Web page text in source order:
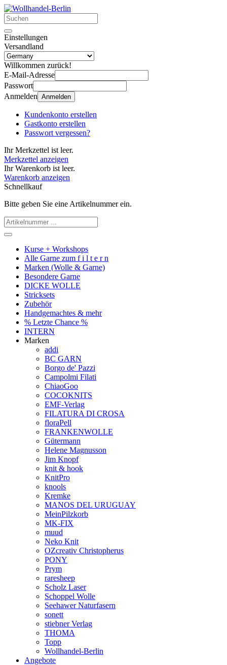
Einstellungen
Versandland
Willkommen zurück!
E-Mail-Adresse
Passwort
Anmelden Anmelden
Kundenkonto erstellen
Gastkonto erstellen
Passwort vergessen?
Ihr Merkzettel ist leer.
Merkzettel anzeigen
Ihr Warenkorb ist leer.
Warenkorb anzeigen
Schnellkauf
Bitte geben Sie eine Artikelnummer ein.
Kurse + Workshops
Alle Garne zum f i l t e r n
Marken (Wolle & Garne)
Besondere Garne
DICKE WOLLE
Stricksets
Zubehör
Handgemachtes & mehr
% Letzte Chance %
INTERN
Marken
addi
BC GARN
Borgo de' Pazzi
Campolmi Filati
ChiaoGoo
COCOKNITS
EMF-Verlag
FILATURA DI CROSA
floraPell
FRANKENWOLLE
Gütermann
Helene Magnusson
Jim Knopf
knit & hook
KnitPro
knools
Kremke
MANOS DEL URUGUAY
MeinPilzkorb
MK-FIX
muud
Neko Knit
OZcreativ Christopherus
PONY
Prym
raresheep
Scholz Laser
Schoppel Wolle
Seehawer Naturfasern
sonett
stiebner Verlag
THOMA
Topp
Wollhandel-Berlin
Angebote